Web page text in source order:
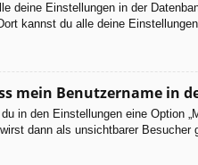
deine Einstellungen in der
kannst du alle deine
mein Benutzername in
in den Einstellungen eine Option
dann als unsichtbarer Besucher